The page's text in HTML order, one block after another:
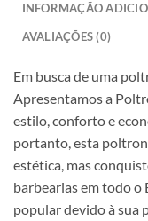
INFORMAÇÃO
AVALIAÇÕES (0)
Em busca de uma
Apresentamos a
estilo, conforto e
portanto, esta
estética, mas
barbearias em todo o
popular devido à sua